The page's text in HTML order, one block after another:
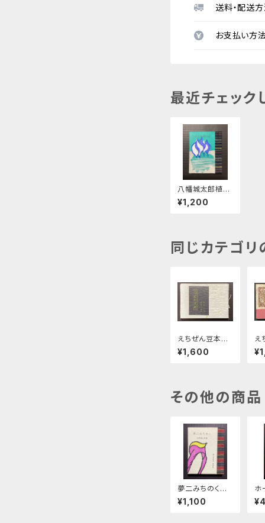
送料・配送
お支払い方
最近チェック
八幡城太郎植物
句鈔 緑の笛豆
本 第31期第12
¥1,200
同じカテゴ
えちぜん豆本第1
号 越前加美鑑
¥1,600
え
3
窯
その他の商品
夢二みちのく
緑の笛豆本第3
7集第147集
¥1,100
ホ
録
た